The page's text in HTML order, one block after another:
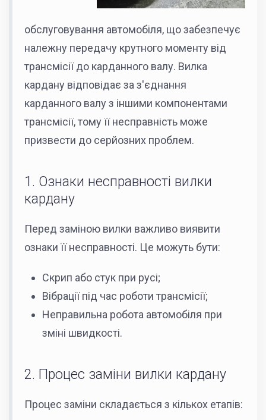
обслуговування автомобіля, що забезпечує
належну передачу крутного моменту від
трансмісії до карданного валу. Вилка
кардану відповідає за з'єднання
карданного валу з іншими компонентами
трансмісії, тому її несправність може
призвести до серйозних проблем.
1. Ознаки несправності вилки
кардану
Перед заміною вилки важливо виявити
ознаки її несправності. Це можуть бути:
Скрип або стук при русі;
Вібрації під час роботи трансмісії;
Неправильна робота автомобіля при
зміні швидкості.
2. Процес заміни вилки кардану
Процес заміни складається з кількох етапів: